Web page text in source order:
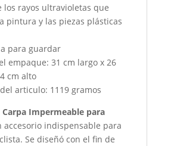
los rayos ultravioletas que
pintura y las piezas plásticas
para guardar
empaque: 31 cm largo x 26
cm alto
articulo: 1119 gramos
Carpa Impermeable para
accesorio indispensable para
Se diseñó con el fin de